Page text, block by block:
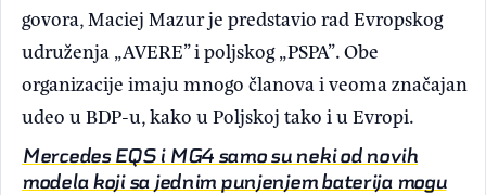
govora, Maciej Mazur je predstavio rad Evropskog
udruženja „AVERE” i poljskog „PSPA”. Obe
organizacije imaju mnogo članova i veoma značajan
udeo u BDP-u, kako u Poljskoj tako i u Evropi.
Mercedes EQS i MG4 samo su neki od novih
modela koji sa jednim punjenjem baterija mogu